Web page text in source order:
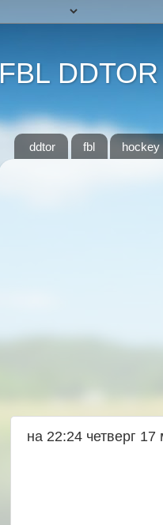
FBL DDTOR
ddtor fbl hockey
на 22:24 четверг 17